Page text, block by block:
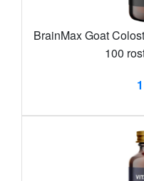
BrainMax Goat
100